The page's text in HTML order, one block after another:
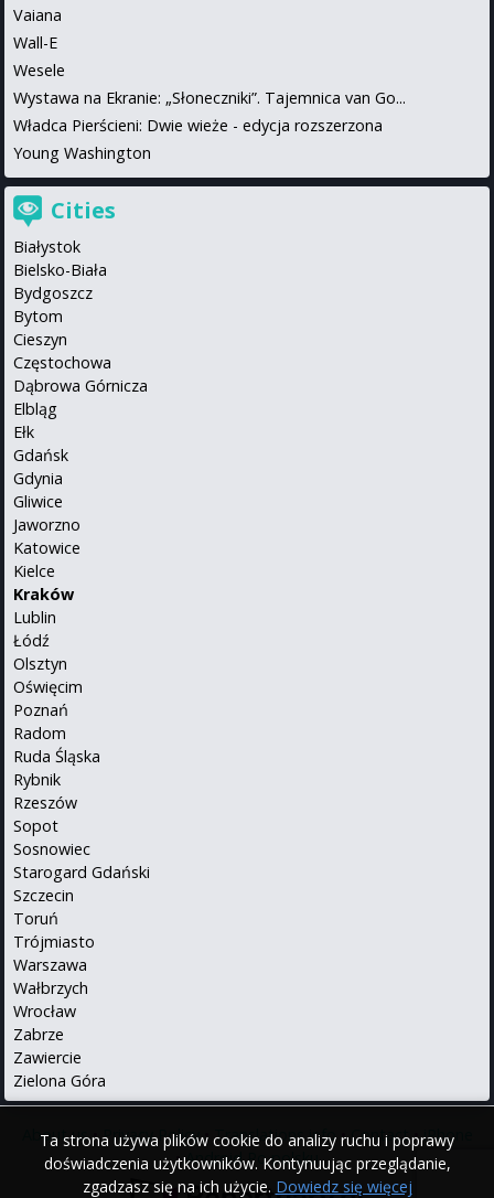
Ta strona używa plików cookie do analizy ruchu i poprawy
doświadczenia użytkowników. Kontynuując przeglądanie,
zgadzasz się na ich użycie. Dowiedz się więcej
Vaiana
Wall-E
Wesele
Wystawa na Ekranie: „Słoneczniki”. Tajemnica van Go...
Władca Pierścieni: Dwie wieże - edycja rozszerzona
Young Washington
Cities
Białystok
Bielsko-Biała
Bydgoszcz
Bytom
Cieszyn
Częstochowa
Dąbrowa Górnicza
Elbląg
Ełk
Gdańsk
Gdynia
Gliwice
Jaworzno
Katowice
Kielce
Kraków
Lublin
Łódź
Olsztyn
Oświęcim
Poznań
Radom
Ruda Śląska
Rybnik
Rzeszów
Sopot
Sosnowiec
Starogard Gdański
Szczecin
Toruń
Trójmiasto
Warszawa
Wałbrzych
Wrocław
Zabrze
Zawiercie
Zielona Góra
About us•Privacy Policy• Translations info•Contact•iPhone
•Android Po polsku